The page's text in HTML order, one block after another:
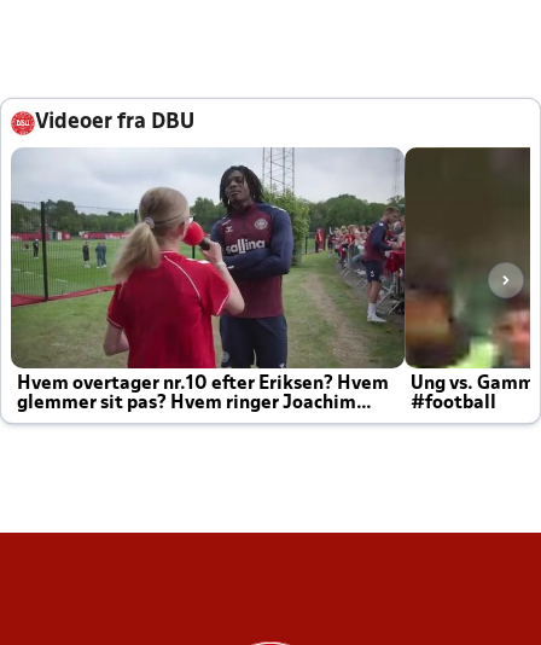
Videoer fra DBU
Hvem overtager nr.10 efter Eriksen? Hvem
glemmer sit pas? Hvem ringer Joachim
altid til efter kampe?
Ung vs.
#football